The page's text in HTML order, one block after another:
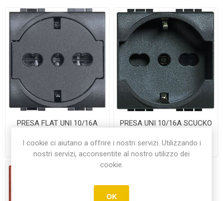
PRESA FLAT UNI 10/16A
ANTRACITE
€19,35
PRESA UNI 10/16A SCUCKO
ANTRACITE
€17,60
I cookie ci aiutano a offrire i nostri servizi. Utilizzando i
nostri servizi, acconsentite al nostro utilizzo dei
cookie.
OK